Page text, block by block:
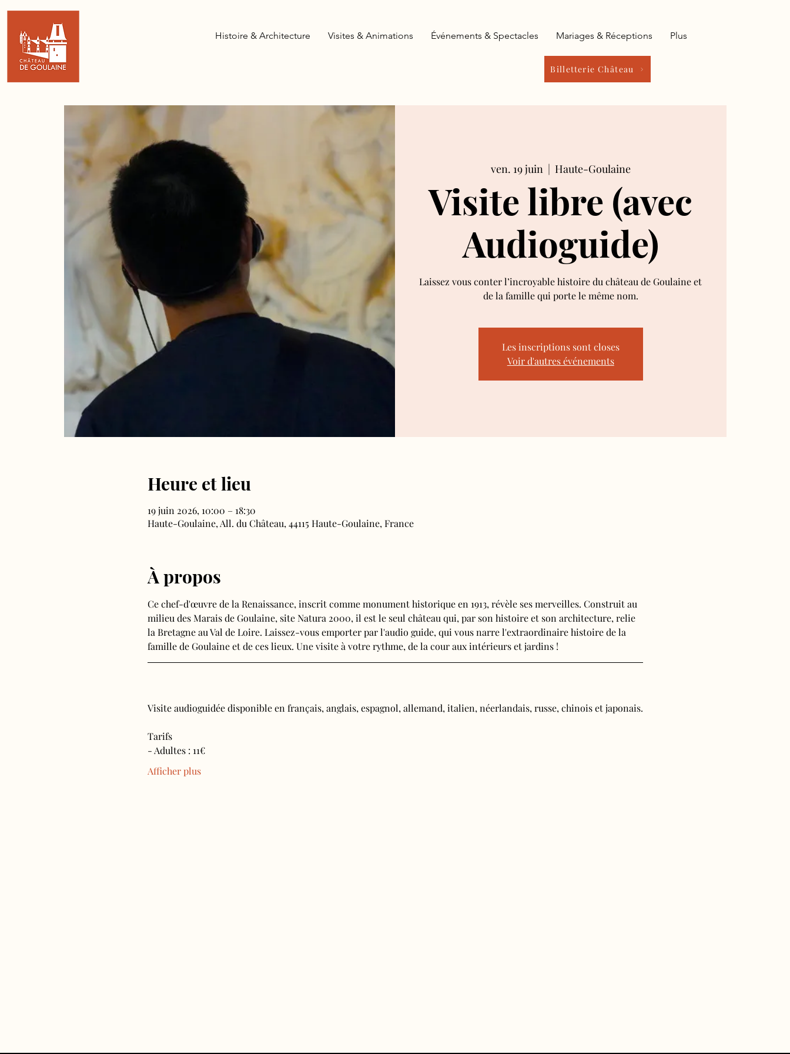
Billetterie Château
Histoire & Architecture Visites & Animations Événements & Spectacles Mariages & Réceptions Plus
ven. 19 juin
  |
Haute-Goulaine
Visite libre (avec
Audioguide)
Laissez vous conter l’incroyable histoire du château de Goulaine et
de la famille qui porte le même nom.
Les inscriptions sont closes
Voir d'autres événements
Heure et lieu
19 juin 2026, 10:00 – 18:30
Haute-Goulaine, All. du Château, 44115 Haute-Goulaine, France
À propos
Ce chef-d'œuvre de la Renaissance, inscrit comme monument historique en 1913, révèle ses merveilles. Construit au
milieu des Marais de Goulaine, site Natura 2000, il est le seul château qui, par son histoire et son architecture, relie
la Bretagne au Val de Loire. Laissez-vous emporter par l'audio guide, qui vous narre l'extraordinaire histoire de la
famille de Goulaine et de ces lieux. Une visite à votre rythme, de la cour aux intérieurs et jardins !
Visite audioguidée disponible en français, anglais, espagnol, allemand, italien, néerlandais, russe, chinois et japonais.
Tarifs
- Adultes : 11€
Afficher plus